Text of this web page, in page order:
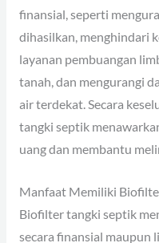
finansial, seperti
dihasilkan, menghindari
layanan pembuangan
tanah, dan mengurangi
air terdekat. Secara
tangki septik
uang dan membantu
Manfaat Memiliki
Biofilter tangki septik
secara finansial maupun